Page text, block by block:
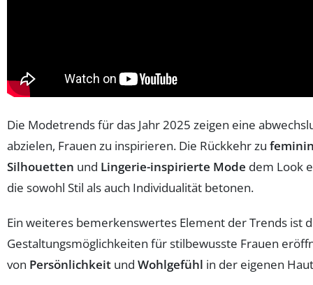
Die Modetrends für das Jahr 2025 zeigen eine
abzielen, Frauen zu inspirieren. Die Rückkehr zu
Silhouetten und Lingerie-inspirierte Mode dem Look
die sowohl Stil als auch Individualität betonen.
Ein weiteres bemerkenswertes Element der Trends ist
Gestaltungsmöglichkeiten für stilbewusste Frauen
von Persönlichkeit und Wohlgefühl in der eigenen